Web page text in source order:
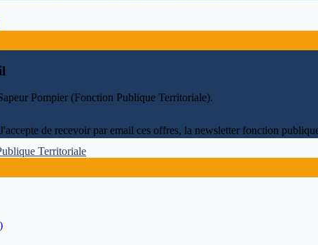
Pompier (Fonction Publique Territoriale).
J'accepte de recevoir par email ces offres, la newsletter fonction
Territoriale